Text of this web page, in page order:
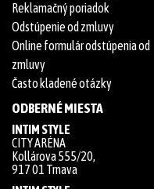
Reklamačný poriadok
Odstúpenie od zmluvy
Online formulár odstúpenia od
zmluvy
Často kladené otázky
ODBERNÉ MIESTA
INTIM STYLE
CITY ARÉNA
Kollárova 555/20,
917 01 Trnava